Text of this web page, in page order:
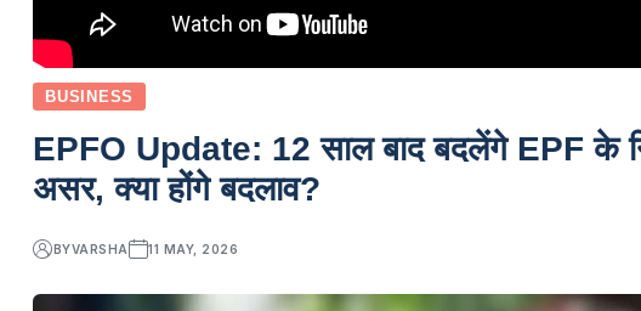
BUSINESS
EPFO Update: 12 साल बाद बदलेंगे EPF के
असर, क्या होंगे बदलाव?
BYVARSHA 11 MAY, 2026